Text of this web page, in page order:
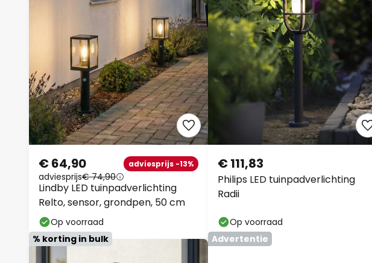
Lindby LED tuinpadverlichting
Relto, sensor, grondpen, 50 cm
€ 64,90 adviesprijs -13%
adviesprijs€ 74,90
Philips LED tuinpadverlichting
Radii
€ 111,83
% korting in bulk
Advertentie